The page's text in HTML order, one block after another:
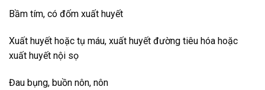
Bầm tím, có đốm xuất huyết
Xuất huyết hoặc tụ máu, xuất huyết đường tiêu hóa hoặc
xuất huyết nội sọ
Đau bụng, buồn nôn, nôn